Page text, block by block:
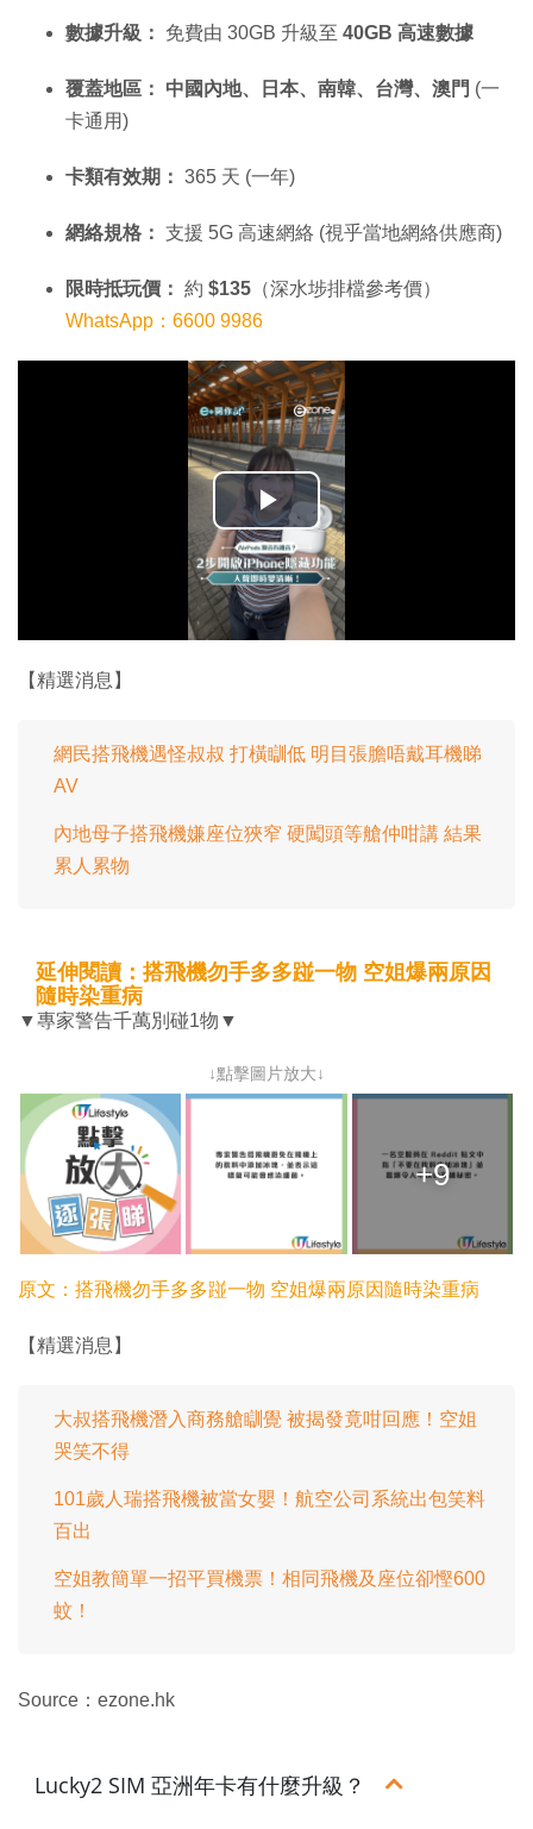
數據升級： 免費由 30GB 升級至 40GB 高速數據
覆蓋地區： 中國內地、日本、南韓、台灣、澳門 (一
卡通用)
卡類有效期： 365 天 (一年)
網絡規格： 支援 5G 高速網絡 (視乎當地網絡供應商)
限時抵玩價： 約 $135 （深水埗排檔參考價）
WhatsApp：6600 9986
播
放
影
【精選消息】
網民搭飛機遇怪叔叔 打橫瞓低 明目張膽唔戴耳機睇
AV
內地母子搭飛機嫌座位狹窄 硬闖頭等艙仲咁講 結果
累人累物
延伸閱讀：搭飛機勿手多多踫一物 空姐爆兩原因
隨時染重病
▼專家警告千萬別碰1物▼
↓點擊圖片放大↓
+9
原文： 搭飛機勿手多多踫一物 空姐爆兩原因隨時染重病
【精選消息】
大叔搭飛機潛入商務艙瞓覺 被揭發竟咁回應！空姐
哭笑不得
101歲人瑞搭飛機被當女嬰！航空公司系統出包笑料
百出
空姐教簡單一招平買機票！相同飛機及座位卻慳600
蚊！
Source：ezone.hk
Lucky2 SIM 亞洲年卡有什麼升級？